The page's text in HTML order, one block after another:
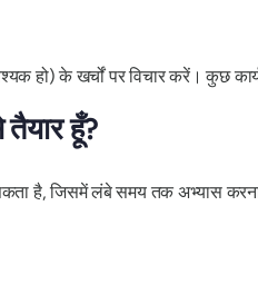
के खर्चों पर विचार करें। कुछ
हूँ?
सकता है, जिसमें लंबे समय तक अभ्यास